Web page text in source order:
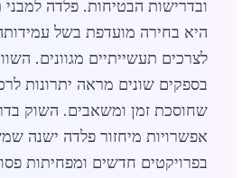
ובדרישות הבטיחות. פלדה למבני
היא בחירה מועדפת בשל
לצרכים תעשייתיים מגוונים.
בספקים שונים מראה יתרונות
שחוסכת זמן ומשאבים. השוק
אפשרויות מיחזור פלדה ישנה
בפרויקטים חדשים ומפחיתות